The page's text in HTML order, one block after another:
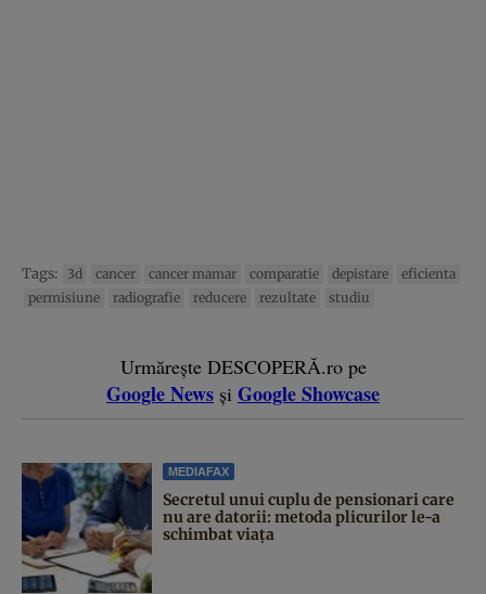
Tags: 3d cancer cancer mamar comparatie depistare
eficienta
permisiune
radiografie reducere rezultate studiu
Urmărește DESCOPERĂ.ro pe
Google News și Google Showcase
MEDIAFAX
Secretul unui cuplu de pensionari care
nu are datorii: metoda plicurilor le-a
schimbat viața